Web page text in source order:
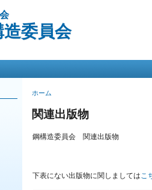
造委員会
現在地
ホーム
関連出版物
鋼構造委員会 関連出版物
下表にない出版物に関しましてはこ